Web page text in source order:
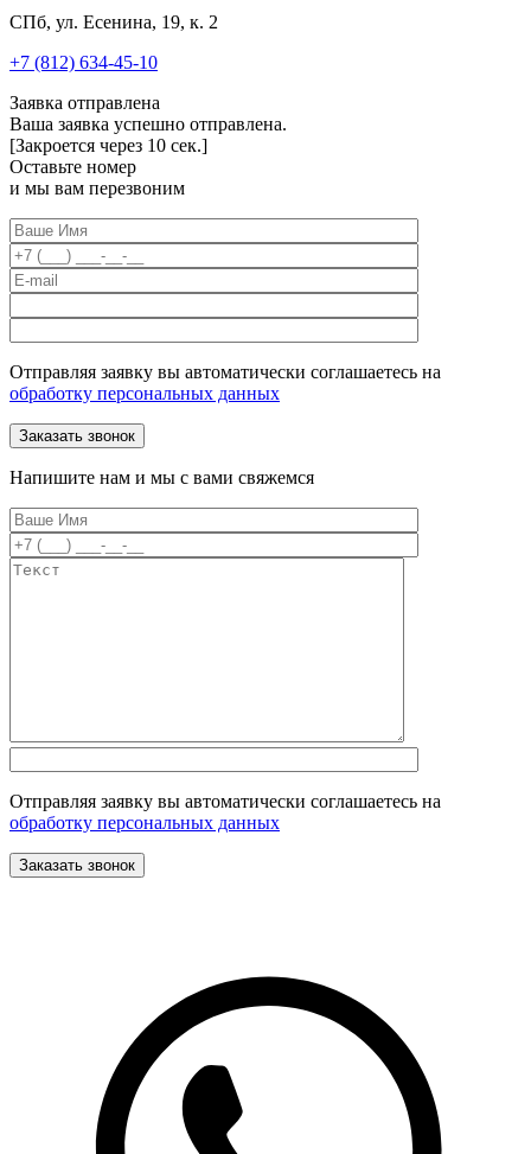
СПб, ул. Есенина, 19, к. 2
+7 (812) 634-45-10
Заявка отправлена
Ваша заявка успешно отправлена.
[Закроется через 10 сек.]
Оставьте номер
и мы вам перезвоним
Отправляя заявку вы автоматически соглашаетесь на
обработку персональных данных
Напишите нам и мы с вами свяжемся
Отправляя заявку вы автоматически соглашаетесь на
обработку персональных данных